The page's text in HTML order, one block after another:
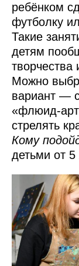
ребёнком
футболку
Такие
детям
творчества
Можно
вариант —
«флюид-
стрелять
Кому
детьми от 5